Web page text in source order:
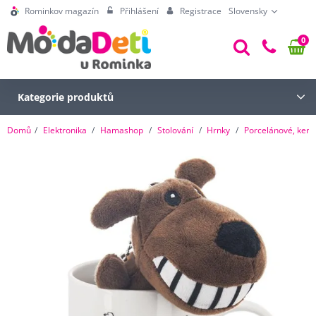
Rominkov magazín Přihlášení Registrace Slovensky
0
Kategorie produktů
Domů Elektronika Hamashop Stolování Hrnky Porcelánové,